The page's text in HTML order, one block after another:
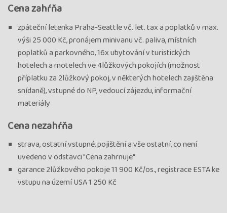
Cena zahŕňa
zpáteční letenka Praha-Seattle vč. let. tax a poplatků v max.
výši 25 000 Kč, pronájem minivanu vč. paliva, místních
poplatků a parkovného, 16x ubytování v turistických
hotelech a motelech ve 4lůžkových pokojích (možnost
příplatku za 2lůžkový pokoj, v některých hotelech zajištěna
snídaně), vstupné do NP, vedoucí zájezdu, informační
materiály
Cena nezahŕňa
strava, ostatní vstupné, pojištění a vše ostatní, co není
uvedeno v odstavci "Cena zahrnuje"
garance 2lůžkového pokoje 11 900 Kč/os., registrace ESTA ke
vstupu na území USA 1 250 Kč